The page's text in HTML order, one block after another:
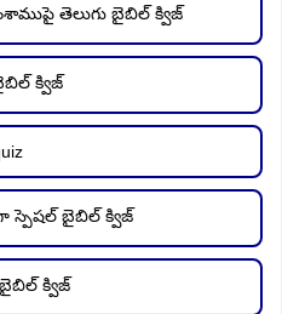
తెలుగు బైబిల్ క్విజ్
క్విజ్
స్పెషల్ బైబిల్ క్విజ్
క్విజ్